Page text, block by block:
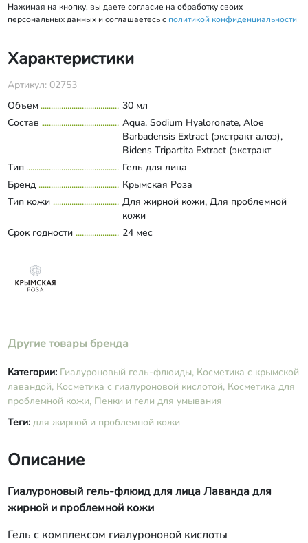
Нажимая на кнопку, вы даете согласие на обработку своих
персональных данных и соглашаетесь с политикой конфиденциальности
Характеристики
Артикул: 02753
Объем
30 мл
Состав
Aqua, Sodium Hyaloronate, Aloe
Barbadensis Extract (экстракт алоэ),
Bidens Tripartita Extract (экстракт
череды), Lavandula Angustifolia
Essential Oil (эфирное масло лаванды),
Hydrogenated Castor Oil (масло
касторовое гидрогенизированное),
Parfum, Methylchloroisothiazolinone,
Methylisothiazolinone.
Развернуть состав
Тип
Гель для лица
Бренд
Крымская Роза
Тип кожи
Для жирной кожи, Для проблемной
кожи
Срок годности
24 мес
Другие товары бренда
Категории: Гиалуроновый гель-флюиды, Косметика с крымской
лавандой, Косметика с гиалуроновой кислотой, Косметика для
проблемной кожи, Пенки и гели для умывания
Теги: для жирной и проблемной кожи
Описание
Гиалуроновый гель-флюид для лица Лаванда для
жирной и проблемной кожи
Гель с комплексом гиалуроновой кислоты